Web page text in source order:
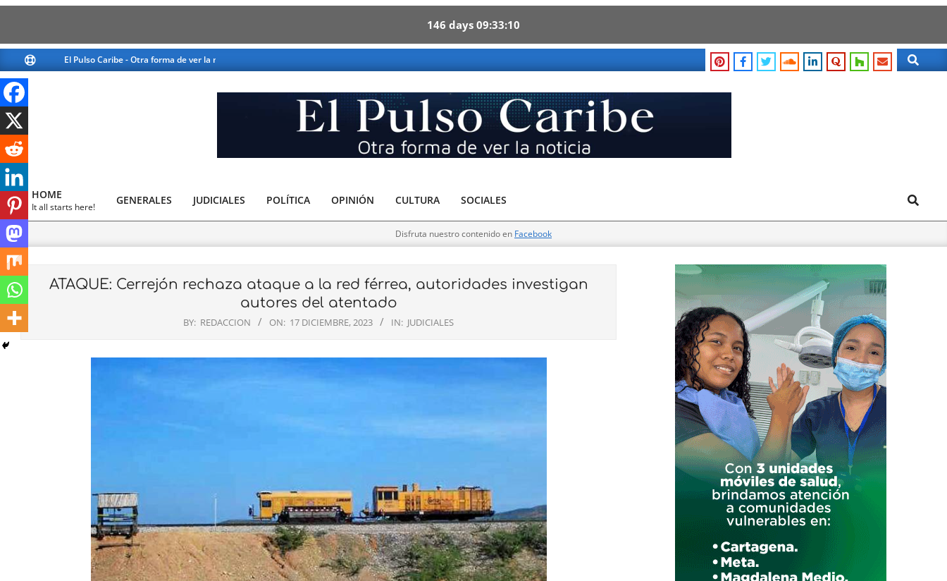
146 days 09 33 09
to
content
El Pulso Caribe - Otra forma de ver la noticia Search
El
Caribe
Primary
Navigation
Menu
HOME
It all starts here!
GENERALES JUDICIALES POLÍTICA OPINIÓN CULTURA SOCIALES Search
Disfruta nuestro contenido en Facebook
ATAQUE: Cerrejón rechaza ataque a la red férrea, autoridades investigan
autores del atentado
BY: REDACCION ON: 17 DICIEMBRE, 2023 IN: JUDICIALES